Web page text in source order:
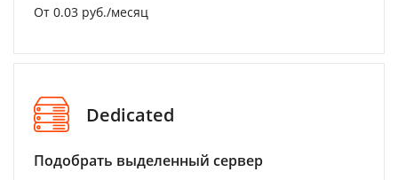
От 0.03 руб./месяц
Dedicated
Подобрать выделенный сервер